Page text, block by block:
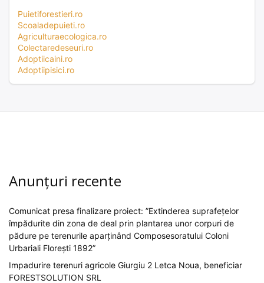
Puietiforestieri.ro
Scoaladepuieti.ro
Agriculturaecologica.ro
Colectaredeseuri.ro
Adoptiicaini.ro
Adoptiipisici.ro
Anunțuri recente
Comunicat presa finalizare proiect: ”Extinderea suprafețelor
împădurite din zona de deal prin plantarea unor corpuri de
pădure pe terenurile aparținând Composesoratului Coloni
Urbariali Florești 1892”
Impadurire terenuri agricole Giurgiu 2 Letca Noua, beneficiar
FORESTSOLUTION SRL